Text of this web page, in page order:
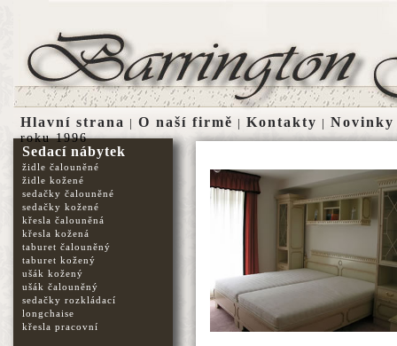
Sedací nábytek
židle čalouněné
židle kožené
sedačky čalouněné
sedačky kožené
křesla čalouněná
křesla kožená
taburet čalouněný
taburet kožený
ušák kožený
ušák čalouněný
sedačky rozkládací
longchaise
křesla pracovní
Hlavní strana | O naší firmě | Kontakty | Novinky
roku 1996